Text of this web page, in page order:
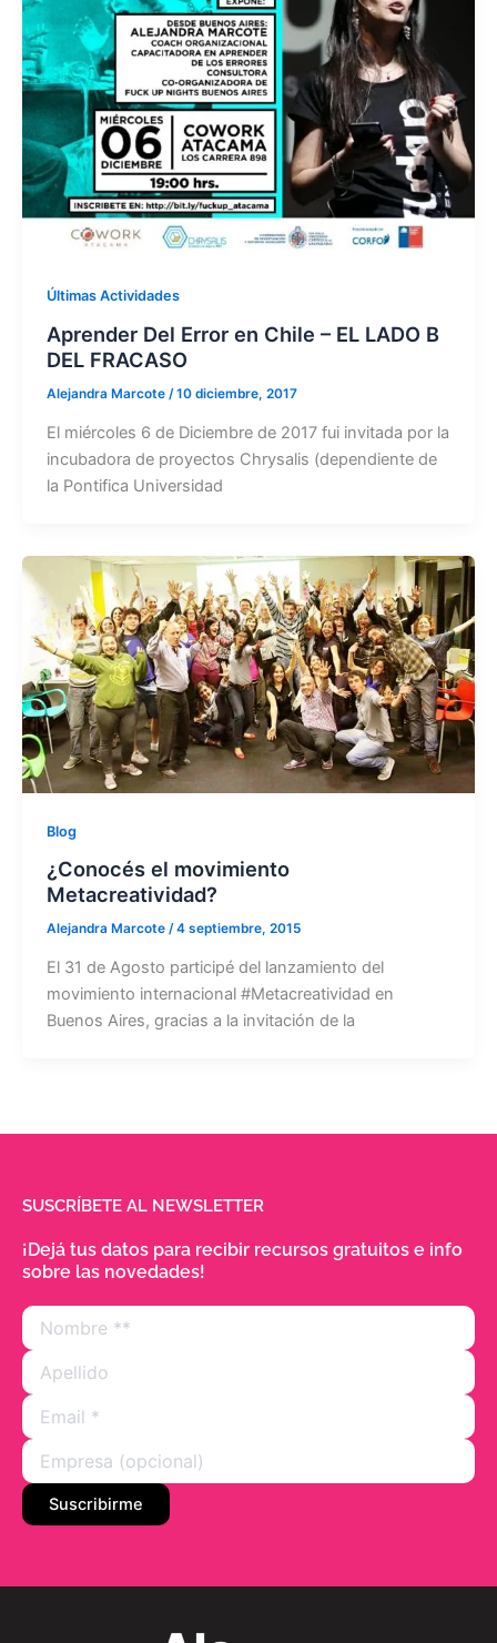
Últimas Actividades
Aprender Del Error en Chile – EL LADO B
DEL FRACASO
Alejandra Marcote /10 diciembre, 2017
El miércoles 6 de Diciembre de 2017 fui invitada por la
incubadora de proyectos Chrysalis (dependiente de
la Pontifica Universidad
Blog
¿Conocés el movimiento
Metacreatividad?
Alejandra Marcote /4 septiembre, 2015
El 31 de Agosto participé del lanzamiento del
movimiento internacional #Metacreatividad en
Buenos Aires, gracias a la invitación de la
SUSCRÍBETE AL NEWSLETTER
¡Dejá tus datos para recibir recursos gratuitos e info
sobre las novedades!